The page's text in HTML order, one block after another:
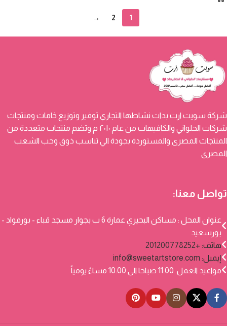
1
2
→
شركة سويت ارت بدات نشاطها التجاري توفير وتوزيع خامات ومنتجات
شركات الحلواني والكافيهات من عام ٢٠١٠ م وتضم منتجات متعددة من
المنتجات المصرى والمستوردة بجودة الي تناسب ذوق وحب الشعب
المصرى
تواصل معنا:
عنوان المحل : مساكن البحيري عمارة 6 ب بجوار مسجد قباء - بورفواد -
بورسعيد
هاتف: +201200778252
إيميل: info@sweetartstore.com
مواعيد العمل: 11:00 صباحا الي 10:00 مساءً يومياً